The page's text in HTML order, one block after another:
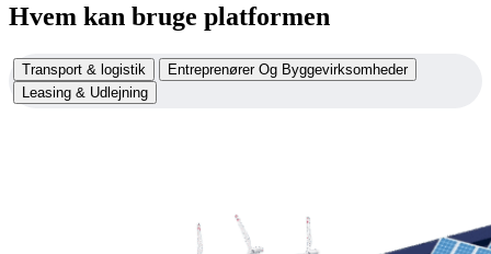
Hvem kan bruge platformen
Transport & logistik
Entreprenører Og Byggevirksomheder
Leasing & Udlejning